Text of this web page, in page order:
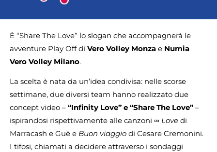
È “Share The Love” lo slogan che accompagnerà le
avventure Play Off di Vero Volley Monza e Numia
Vero Volley Milano.
La scelta è nata da un’idea condivisa: nelle scorse
settimane, due diversi team hanno realizzato due
concept video – “Infinity Love” e “Share The Love” –
ispirandosi rispettivamente alle canzoni ∞ Love di
Marracash e Guè e Buon viaggio di Cesare Cremonini.
I tifosi, chiamati a decidere attraverso i sondaggi